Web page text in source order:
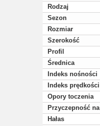
Rodzaj
Sezon
Rozmiar
Szerokość
Profil
Średnica
Indeks nośności
Indeks prędkości
Opory toczenia
Przyczepność
Hałas